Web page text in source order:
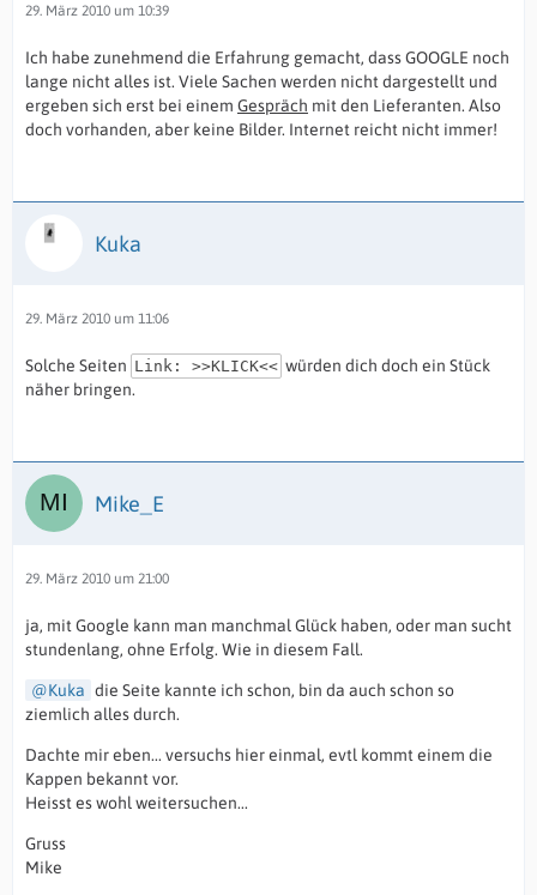
29. März 2010 um 10:39
Ich habe zunehmend die Erfahrung gemacht, dass GOOGLE noch
lange nicht alles ist. Viele Sachen werden nicht dargestellt und
ergeben sich erst bei einem Gespräch mit den Lieferanten. Also
doch vorhanden, aber keine Bilder. Internet reicht nicht immer!
Kuka
29. März 2010 um 11:06
Solche Seiten Link: >>KLICK<< würden dich doch ein Stück
näher bringen.
Mike_E
29. März 2010 um 21:00
ja, mit Google kann man manchmal Glück haben, oder man sucht
stundenlang, ohne Erfolg. Wie in diesem Fall.
Kuka die Seite kannte ich schon, bin da auch schon so
ziemlich alles durch.
Dachte mir eben... versuchs hier einmal, evtl kommt einem die
Kappen bekannt vor.
Heisst es wohl weitersuchen...
Gruss
Mike